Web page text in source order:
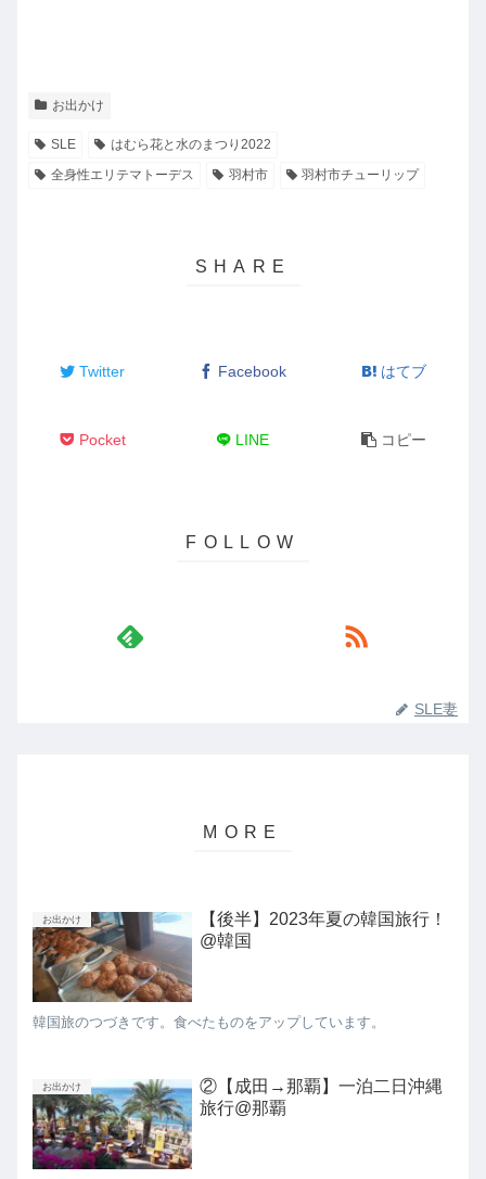
お出かけ
SLE
はむら花と水のまつり2022
全身性エリテマトーデス
羽村市 羽村市チューリップ
Twitter Facebook はてブ
Pocket LINE コピー
SLE妻
お出かけ
【後半】2023年夏の韓国旅行！
@韓国
韓国旅のつづきです。食べたものをアップしています。
お出かけ
②【成田→那覇】一泊二日沖縄
旅行@那覇